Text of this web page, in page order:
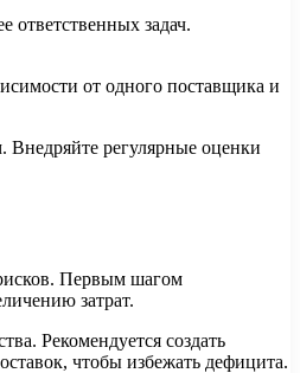
ответственных задач.
от одного поставщика и
Внедряйте регулярные оценки
Первым шагом
затрат.
Рекомендуется создать
чтобы избежать дефицита.